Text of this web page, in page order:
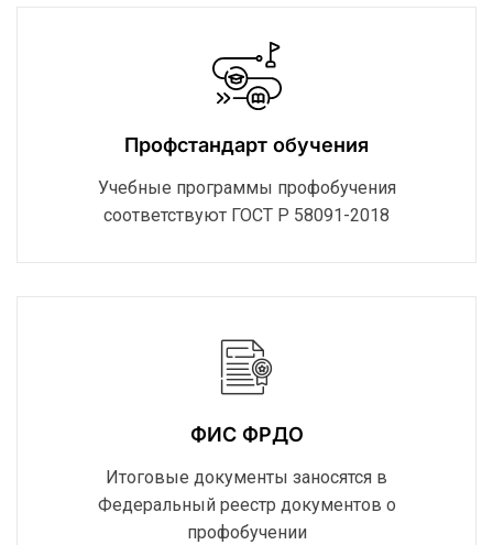
Профстандарт обучения
Учебные программы профобучения
соответствуют ГОСТ Р 58091-2018
ФИС ФРДО
Итоговые документы заносятся в
Федеральный реестр документов о
профобучении